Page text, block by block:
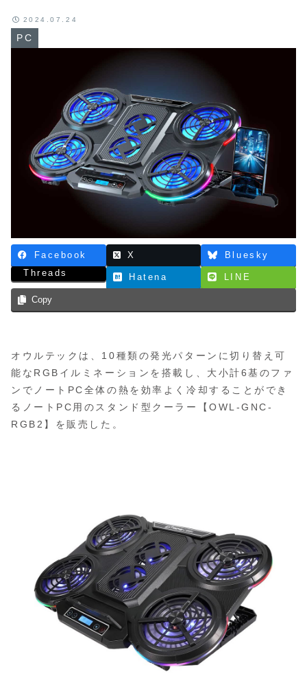
PC
2024.07.24
Facebook X
Bluesky
Threads
Hatena LINE
Copy
オウルテックは、10種類の発光パターンに切り替え可
能なRGBイルミネーションを搭載し、大小計6基のファ
ンでノートPC全体の熱を効率よく冷却することができ
るノートPC用のスタンド型クーラー【OWL-GNC-
RGB2】を販売した。